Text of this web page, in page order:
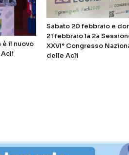
è il nuovo
Sabato 20 febbraio e
21 febbraio la 2a
XXVI° Congresso
delle Acli